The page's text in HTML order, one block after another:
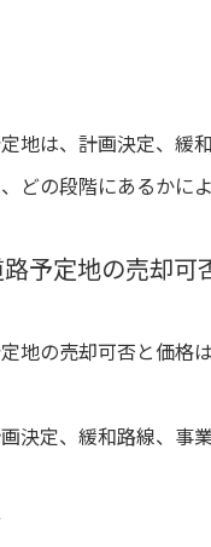
地は、計画決定、緩
どの段階にあるかに
予定地の売却可
地の売却可否と価格
決定、緩和路線、事